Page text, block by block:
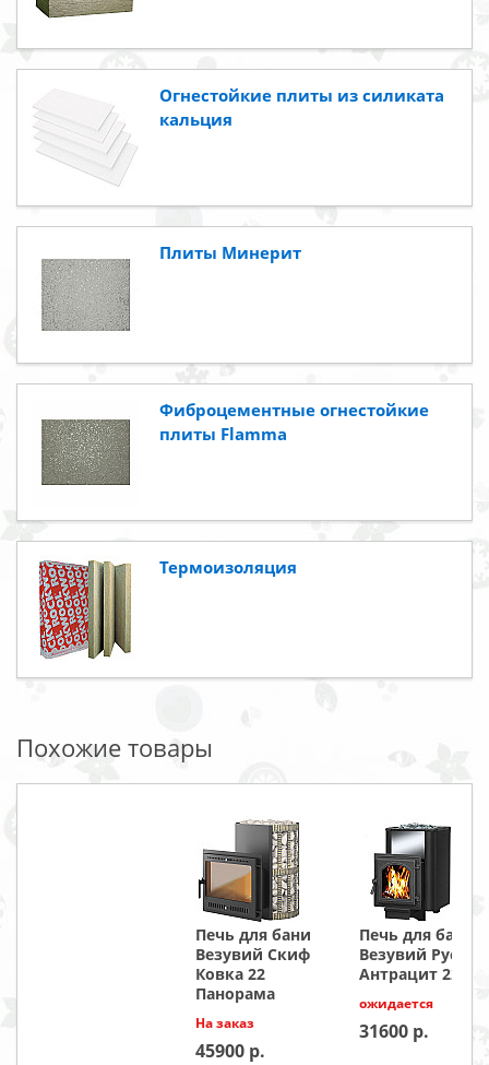
Огнестойкие плиты из силиката
кальция
Плиты Минерит
Фиброцементные огнестойкие
плиты Flamma
Термоизоляция
Похожие товары
Печь для бани
Везувий Скиф
Ковка 22
Панорама
На заказ
45900
Печь для бани
Везувий Русичъ
Антрацит 22
ожидается
31600